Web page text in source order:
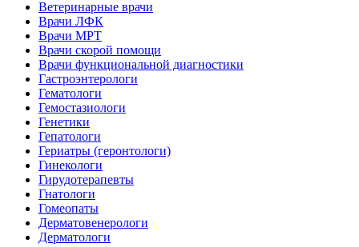
Ветеринарные врачи
Врачи ЛФК
Врачи МРТ
Врачи скорой помощи
Врачи функциональной диагностики
Гастроэнтерологи
Гематологи
Гемостазиологи
Генетики
Гепатологи
Гериатры (геронтологи)
Гинекологи
Гирудотерапевты
Гнатологи
Гомеопаты
Дерматовенерологи
Дерматологи